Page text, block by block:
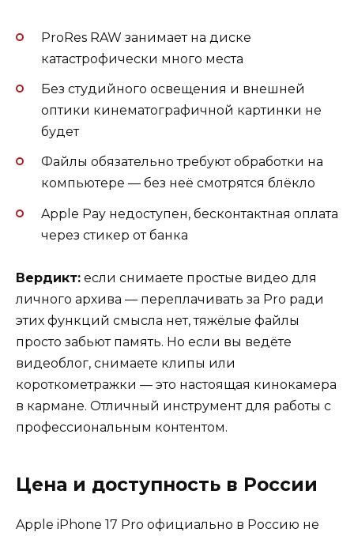
ProRes RAW занимает на диске
катастрофически много места
Без студийного освещения и внешней
оптики кинематографичной картинки не
будет
Файлы обязательно требуют обработки на
компьютере — без неё смотрятся блёкло
Apple Pay недоступен, бесконтактная оплата
через стикер от банка
Вердикт: если снимаете простые видео для
личного архива — переплачивать за Pro ради
этих функций смысла нет, тяжёлые файлы
просто забьют память. Но если вы ведёте
видеоблог, снимаете клипы или
короткометражки — это настоящая кинокамера
в кармане. Отличный инструмент для работы с
профессиональным контентом.
Цена и доступность в России
Apple iPhone 17 Pro официально в Россию не